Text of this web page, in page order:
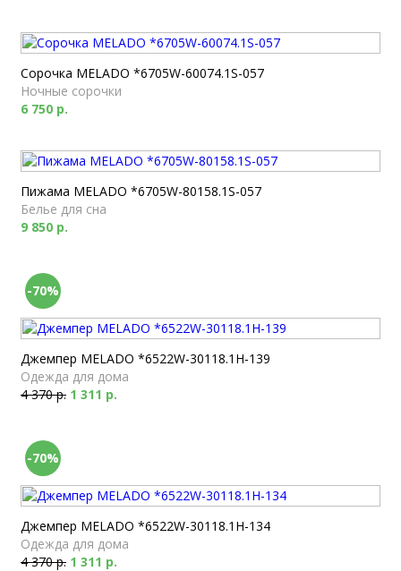
Сорочка MELADO *6705W-60074.1S-057
Ночные сорочки
6 750 р.
Пижама MELADO *6705W-80158.1S-057
Белье для сна
9 850 р.
-70%
Джемпер MELADO *6522W-30118.1H-139
Одежда для дома
4 370 р. 1 311 р.
-70%
Джемпер MELADO *6522W-30118.1H-134
Одежда для дома
4 370 р. 1 311 р.